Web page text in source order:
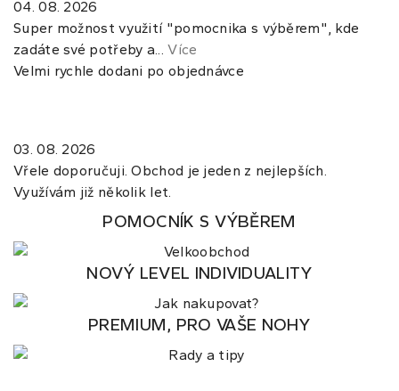
04. 08. 2026
Super možnost využití "pomocnika s výběrem", kde
zadáte své potřeby a...Více
Velmi rychle dodani po objednávce
03. 08. 2026
Vřele doporučuji. Obchod je jeden z nejlepších.
Využívám již několik let.
POMOCNÍK S VÝBĚREM
NOVÝ LEVEL INDIVIDUALITY
PREMIUM, PRO VAŠE NOHY